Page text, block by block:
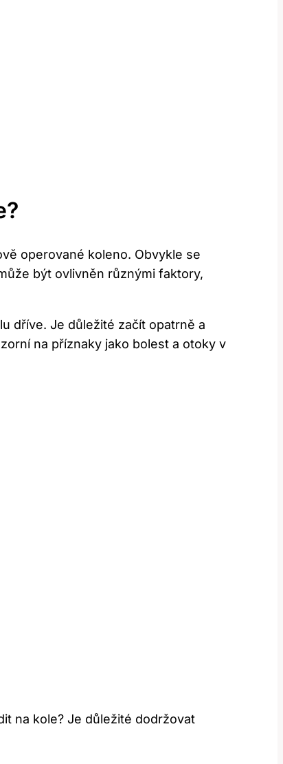
‌operované koleno. Obvykle se
být⁤ ovlivněn různými faktory,
dříve. Je důležité⁢ začít opatrně a
na příznaky jako bolest a otoky v
na kole? Je důležité ​dodržovat